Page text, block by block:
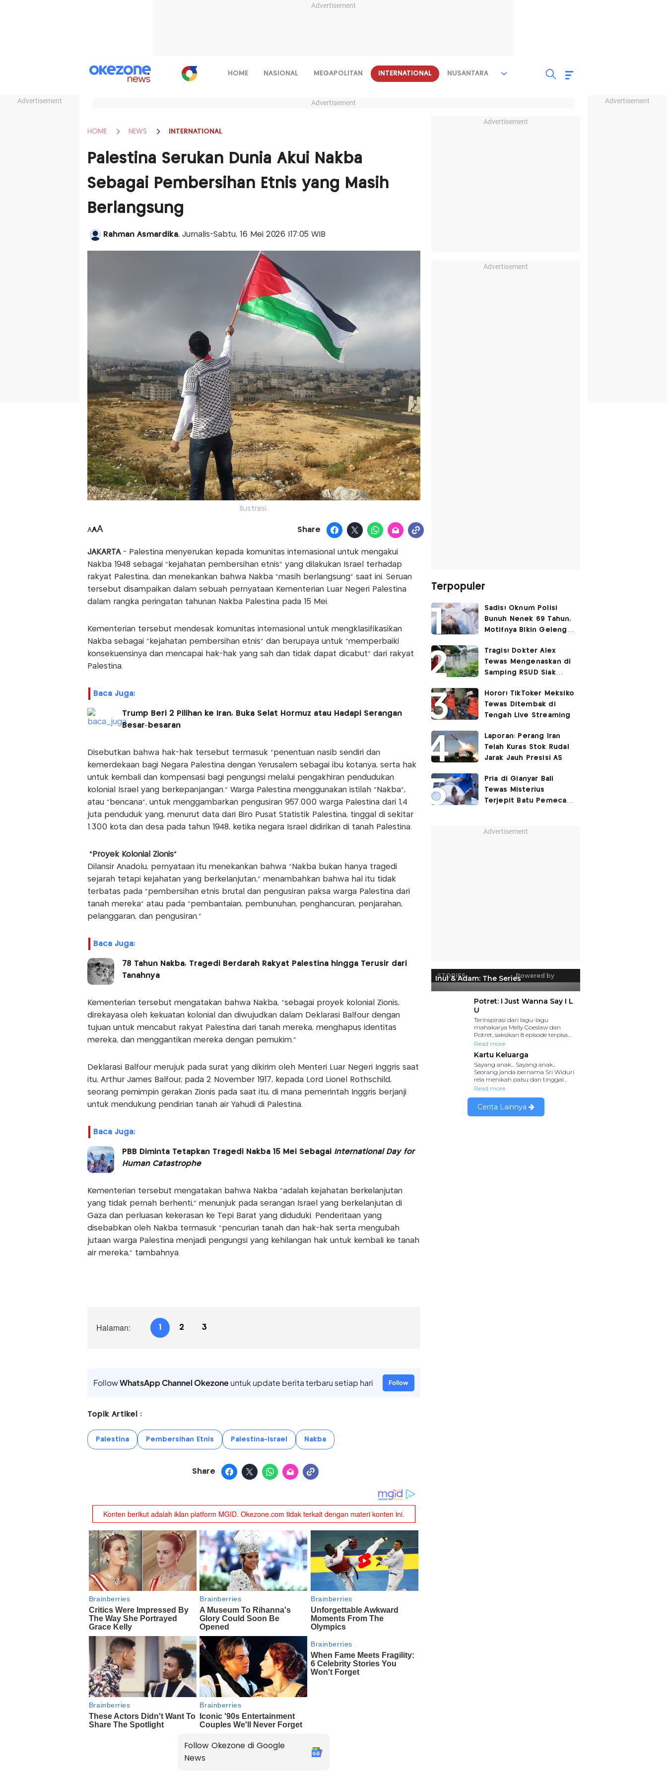
Advertisement
Advertisement Advertisement
HOME NASIONAL MEGAPOLITAN INTERNATIONAL NUSANTARA
Advertisement
HOME NEWS INTERNATIONAL
Palestina Serukan Dunia Akui Nakba
Sebagai Pembersihan Etnis yang Masih
Berlangsung
Rahman Asmardika, Jurnalis-Sabtu, 16 Mei 2026 |17:05 WIB
Ilustrasi.
AAA Share
JAKARTA - Palestina menyerukan kepada komunitas internasional untuk mengakui
Nakba 1948 sebagai "kejahatan pembersihan etnis" yang dilakukan Israel terhadap
rakyat Palestina, dan menekankan bahwa Nakba "masih berlangsung" saat ini. Seruan
tersebut disampaikan dalam sebuah pernyataan Kementerian Luar Negeri Palestina
dalam rangka peringatan tahunan Nakba Palestina pada 15 Mei.
Kementerian tersebut mendesak komunitas internasional untuk mengklasifikasikan
Nakba sebagai "kejahatan pembersihan etnis" dan berupaya untuk "memperbaiki
konsekuensinya dan mencapai hak-hak yang sah dan tidak dapat dicabut" dari rakyat
Palestina.
Baca Juga:
Trump Beri 2 Pilihan ke Iran, Buka Selat Hormuz atau Hadapi Serangan
Besar-besaran
Disebutkan bahwa hak-hak tersebut termasuk "penentuan nasib sendiri dan
kemerdekaan bagi Negara Palestina dengan Yerusalem sebagai ibu kotanya, serta hak
untuk kembali dan kompensasi bagi pengungsi melalui pengakhiran pendudukan
kolonial Israel yang berkepanjangan." Warga Palestina menggunakan istilah "Nakba",
atau "bencana", untuk menggambarkan pengusiran 957.000 warga Palestina dari 1,4
juta penduduk yang, menurut data dari Biro Pusat Statistik Palestina, tinggal di sekitar
1.300 kota dan desa pada tahun 1948, ketika negara Israel didirikan di tanah Palestina.
"Proyek Kolonial Zionis"
Dilansir Anadolu, pernyataan itu menekankan bahwa “Nakba bukan hanya tragedi
sejarah tetapi kejahatan yang berkelanjutan,” menambahkan bahwa hal itu tidak
terbatas pada “pembersihan etnis brutal dan pengusiran paksa warga Palestina dari
tanah mereka” atau pada “pembantaian, pembunuhan, penghancuran, penjarahan,
pelanggaran, dan pengusiran.”
Baca Juga:
78 Tahun Nakba, Tragedi Berdarah Rakyat Palestina hingga Terusir dari
Tanahnya
Kementerian tersebut mengatakan bahwa Nakba, “sebagai proyek kolonial Zionis,
direkayasa oleh kekuatan kolonial dan diwujudkan dalam Deklarasi Balfour dengan
tujuan untuk mencabut rakyat Palestina dari tanah mereka, menghapus identitas
mereka, dan menggantikan mereka dengan pemukim.”
Deklarasi Balfour merujuk pada surat yang dikirim oleh Menteri Luar Negeri Inggris saat
itu, Arthur James Balfour, pada 2 November 1917, kepada Lord Lionel Rothschild,
seorang pemimpin gerakan Zionis pada saat itu, di mana pemerintah Inggris berjanji
untuk mendukung pendirian tanah air Yahudi di Palestina.
Baca Juga:
PBB Diminta Tetapkan Tragedi Nakba 15 Mei Sebagai International Day for
Human Catastrophe
Kementerian tersebut mengatakan bahwa Nakba “adalah kejahatan berkelanjutan
yang tidak pernah berhenti,” menunjuk pada serangan Israel yang berkelanjutan di
Gaza dan perluasan kekerasan ke Tepi Barat yang diduduki. Penderitaan yang
disebabkan oleh Nakba termasuk “pencurian tanah dan hak-hak serta mengubah
jutaan warga Palestina menjadi pengungsi yang kehilangan hak untuk kembali ke tanah
air mereka,” tambahnya.
Halaman: 1 2 3
FollowWhatsApp Channel Okezoneuntuk update berita terbaru setiap hari Follow
Topik Artikel :
Palestina Pembersihan Etnis Palestina-Israel Nakba
Share
Follow Okezone di Google
News
Advertisement
Advertisement
Terpopuler
Sadis! Oknum Polisi
Bunuh Nenek 69 Tahun,
Motifnya Bikin Geleng
Tragis! Dokter Alex
Tewas Mengenaskan di
Samping RSUD Siak
Rocuronium
Horor! TikToker Meksiko
Tewas Ditembak di
Tengah Live Streaming
Laporan: Perang Iran
Telah Kuras Stok Rudal
Jarak Jauh Presisi AS
Pria di Gianyar Bali
Tewas Misterius
Terjepit Batu Pemecah
Advertisement